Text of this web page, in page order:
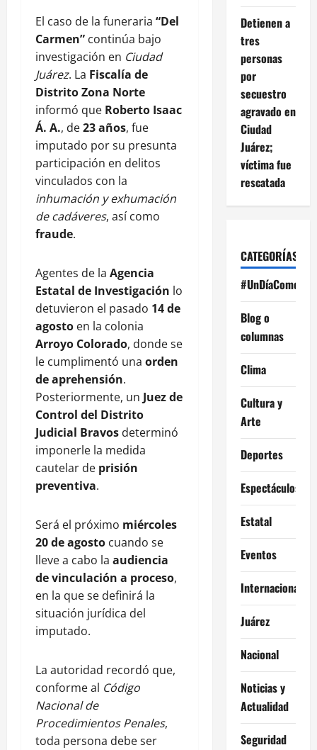
El caso de la funeraria “Del
Carmen” continúa bajo
investigación en Ciudad
Juárez. La Fiscalía de
Distrito Zona Norte
informó que Roberto Isaac
Á. A., de23 años, fue
imputado por su presunta
participación en delitos
vinculados con la
inhumación y exhumación
de cadáveres, así como
fraude.
Agentes de la Agencia
Estatal de Investigación lo
detuvieron el pasado 14 de
agosto en la colonia
Arroyo Colorado, donde se
le cumplimentó una orden
de aprehensión.
Posteriormente, un Juez de
Control del Distrito
Judicial Bravos determinó
imponerle la medida
cautelar de prisión
preventiva.
Será el próximo miércoles
20 de agosto cuando se
lleve a cabo la audiencia
de vinculación a proceso,
en la que se definirá la
situación jurídica del
imputado.
La autoridad recordó que,
conforme al Código
Nacional de
Procedimientos Penales,
toda persona debe ser
Detienen a
tres
personas
por
secuestro
agravado en
Ciudad
Juárez;
víctima fue
rescatada
CATEGORÍAS
#UnDíaComoHoy
Blog o
columnas
Clima
Cultura y
Arte
Deportes
Espectáculos
Estatal
Eventos
Internacional
Juárez
Nacional
Noticias y
Actualidad
Seguridad